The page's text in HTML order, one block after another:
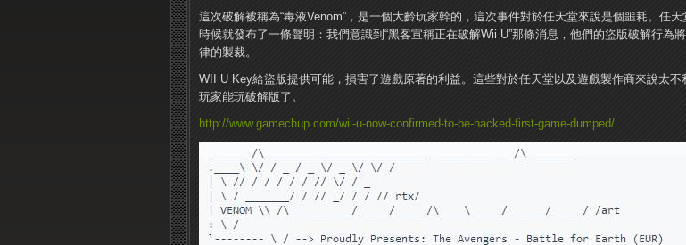
這次破解被稱為“毒液Venom”，是一個大齡玩家幹的，這次事件對於任天堂來說是個噩耗。任天
時候就發布了一條聲明：我們意識到“黑客宣稱正在破解Wii U”那條消息，他們的盜版破解行為
律的製裁。
WII U Key給盜版提供可能，損害了遊戲原著的利益。這些對於任天堂以及遊戲製作商來說太不
玩家能玩破解版了。
http://www.gamechup.com/wii-u-now-confirmed-to-be-hacked-first-game-dumped/